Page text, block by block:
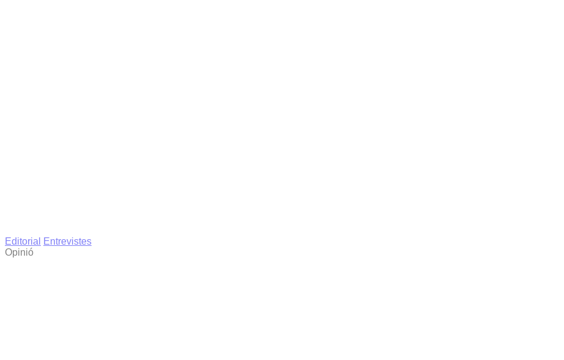
Editorial
Entrevistes
Opinió